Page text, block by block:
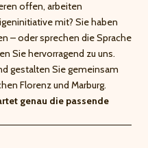
offen, arbeiten
mit? Sie haben
– oder sprechen die Sprache
Sie hervorragend zu uns.
gestalten Sie gemeinsam
Florenz und Marburg.
genau die passende